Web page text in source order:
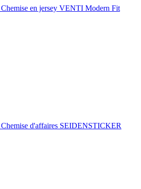
Chemise en jersey VENTI Modern Fit
Chemise d'affaires SEIDENSTICKER